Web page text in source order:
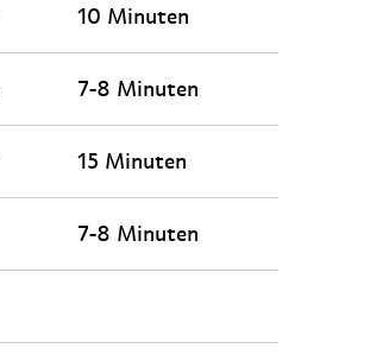
10 Minuten
7-8 Minuten
15 Minuten
7-8 Minuten